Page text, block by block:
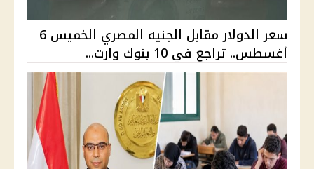
سعر الدولار مقابل الجنيه المصري الخميس 6
أغسطس.. تراجع في 10 بنوك وارت...